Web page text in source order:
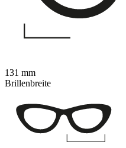
131 mm
Brillenbreite